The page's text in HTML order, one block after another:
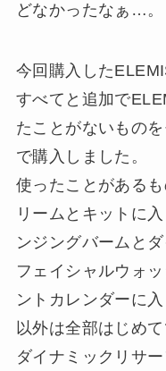
どなかったなぁ…。
今回購入した
すべてと追加で
たことがないものを
で購入しました。
使ったことがある
リームとキットに
ンジングバームと
フェイシャルウォ
ントカレンダーに
以外は全部はじめて
ダイナミックリサ